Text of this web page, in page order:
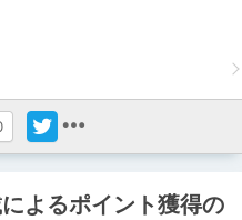
よるポイント獲得の